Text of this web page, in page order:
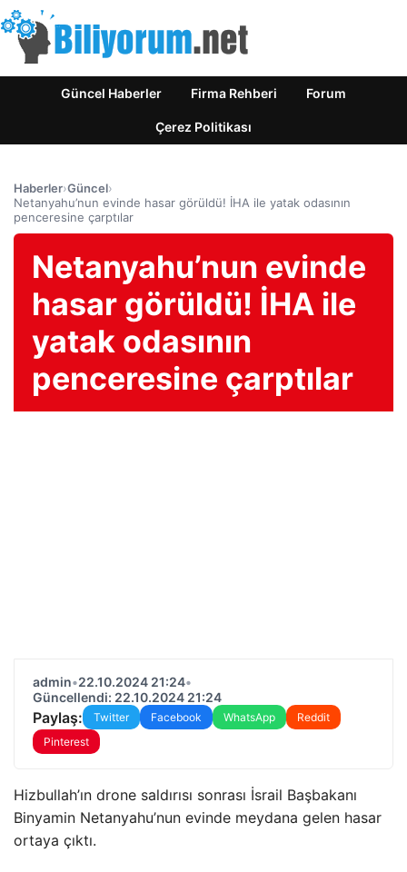
Güncel Haberler Firma Rehberi Forum
Çerez Politikası
Haberler›Güncel›
Netanyahu’nun evinde hasar görüldü! İHA ile yatak odasının
penceresine çarptılar
Netanyahu’nun evinde
hasar görüldü! İHA ile
yatak odasının
penceresine çarptılar
admin•22.10.2024 21:24•
Güncellendi: 22.10.2024 21:24
Paylaş: Twitter Facebook WhatsApp
Reddit
Pinterest
Hizbullah’ın drone saldırısı sonrası İsrail Başbakanı
Binyamin Netanyahu’nun evinde meydana gelen hasar
ortaya çıktı.